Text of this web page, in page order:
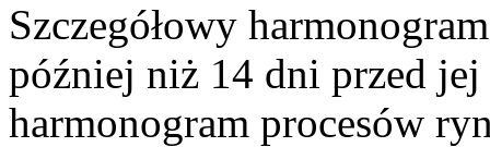
Szczegółowy
później niż 14 dni przed
harmonogram procesów